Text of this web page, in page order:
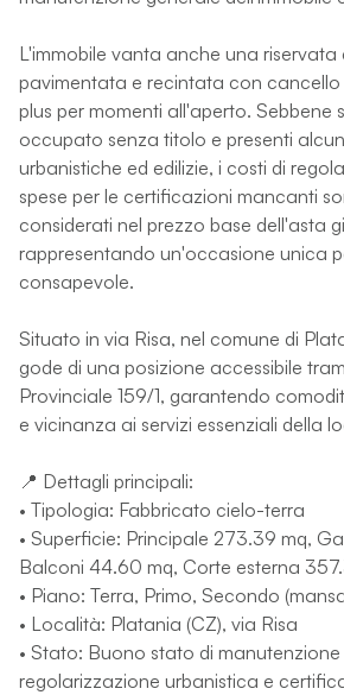
L'immobile vanta anche una riservata
pavimentata e recintata con cancello
plus per momenti all'aperto. Sebbene
occupato senza titolo e presenti
urbanistiche ed edilizie, i costi di
spese per le certificazioni mancanti
considerati nel prezzo base dell'asta
rappresentando un'occasione unica
consapevole.
Situato in via Risa, nel comune di
gode di una posizione accessibile
Provinciale 159/1, garantendo
e vicinanza ai servizi essenziali della
📍 Dettagli principali:
• Tipologia: Fabbricato cielo-terra
• Superficie: Principale 273.39 mq,
Balconi 44.60 mq, Corte esterna
• Piano: Terra, Primo, Secondo
• Località: Platania (CZ), via Risa
• Stato: Buono stato di
regolarizzazione urbanistica e